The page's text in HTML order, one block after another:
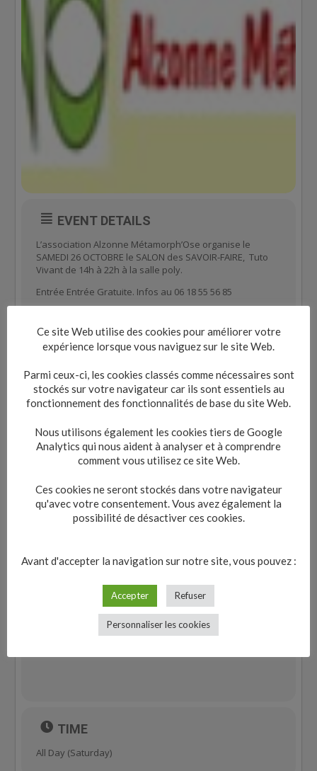
EVENT DETAILS
L’association Alzonne Métamorph’Ose organise le
SAMEDI 26 OCTOBRE le SALON des SAVOIR-FAIRE, Tuto
Vivant de 14h à 22h à la salle poly.
Entrée Entrée Gratuite. Infos au 06 18 55 56 85
TIME
All Day (Saturday)
Ce site Web utilise des cookies pour améliorer votre
expérience lorsque vous naviguez sur le site Web.
Parmi ceux-ci, les cookies classés comme nécessaires sont
stockés sur votre navigateur car ils sont essentiels au
fonctionnement des fonctionnalités de base du site Web.
Nous utilisons également les cookies tiers de Google
Analytics qui nous aident à analyser et à comprendre
comment vous utilisez ce site Web.
Ces cookies ne seront stockés dans votre navigateur
qu'avec votre consentement. Vous avez également la
possibilité de désactiver ces cookies.
Avant d'accepter la navigation sur notre site, vous pouvez :
Accepter Refuser
Personnaliser les cookies